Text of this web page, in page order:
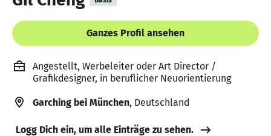
Ganzes Profil ansehen
Angestellt, Werbeleiter oder Art Director /
Grafikdesigner, in beruflicher Neuorientierung
Garching bei München, Deutschland
Logg Dich ein, um alle Einträge zu sehen.